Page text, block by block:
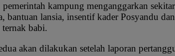
kampung menganggarkan
bantuan lansia, insentif kader Posyandu
babi.
akan dilakukan setelah laporan